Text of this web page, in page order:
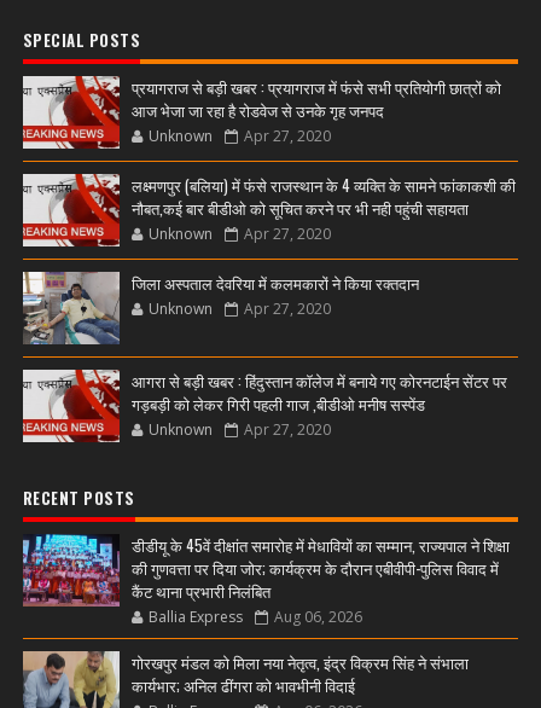
SPECIAL POSTS
प्रयागराज से बड़ी खबर : प्रयागराज में फंसे सभी प्रतियोगी छात्रों को
आज भेजा जा रहा है रोडवेज से उनके गृह जनपद
Unknown Apr 27, 2020
लक्ष्मणपुर (बलिया) में फंसे राजस्थान के 4 व्यक्ति के सामने फांकाकशी की
नौबत,कई बार बीडीओ को सूचित करने पर भी नही पहुंची सहायता
Unknown Apr 27, 2020
जिला अस्पताल देवरिया में कलमकारों ने किया रक्तदान
Unknown Apr 27, 2020
आगरा से बड़ी खबर : हिंदुस्तान कॉलेज में बनाये गए कोरनटाईन सेंटर पर
गड़बड़ी को लेकर गिरी पहली गाज ,बीडीओ मनीष सस्पेंड
Unknown Apr 27, 2020
RECENT POSTS
डीडीयू के 45वें दीक्षांत समारोह में मेधावियों का सम्मान, राज्यपाल ने शिक्षा
की गुणवत्ता पर दिया जोर; कार्यक्रम के दौरान एबीवीपी-पुलिस विवाद में
कैंट थाना प्रभारी निलंबित
Ballia Express Aug 06, 2026
गोरखपुर मंडल को मिला नया नेतृत्व, इंद्र विक्रम सिंह ने संभाला
कार्यभार; अनिल ढींगरा को भावभीनी विदाई